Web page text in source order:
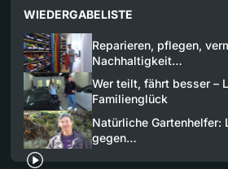
WIEDERGABELISTE
Reparieren, pflegen,
Nachhaltigkeit…
Wer teilt, fährt besser –
Familienglück
Natürliche Gartenhelfer:
gegen…